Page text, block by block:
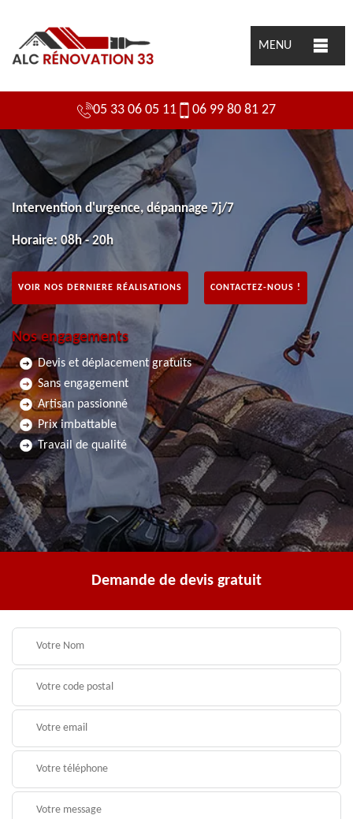
MENU
05 33 06 05 11 06 99 80 81 27
Intervention d'urgence, dépannage 7j/7
Horaire: 08h - 20h
VOIR NOS DERNIERE RÉALISATIONS CONTACTEZ-NOUS !
Nos engagements
Devis et déplacement gratuits
Sans engagement
Artisan passionné
Prix imbattable
Travail de qualité
Demande de devis gratuit